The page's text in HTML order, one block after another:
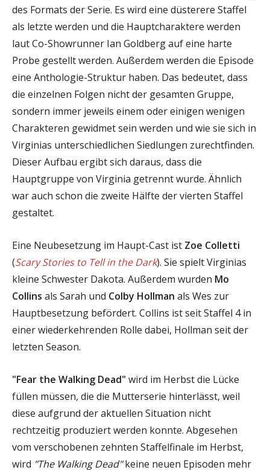
des Formats der Serie. Es wird eine düsterere Staffel
als letzte werden und die Hauptcharaktere werden
laut Co-Showrunner Ian Goldberg auf eine harte
Probe gestellt werden. Außerdem werden die Episode
eine Anthologie-Struktur haben. Das bedeutet, dass
die einzelnen Folgen nicht der gesamten Gruppe,
sondern immer jeweils einem oder einigen wenigen
Charakteren gewidmet sein werden und wie sie sich in
Virginias unterschiedlichen Siedlungen zurechtfinden.
Dieser Aufbau ergibt sich daraus, dass die
Hauptgruppe von Virginia getrennt wurde. Ähnlich
war auch schon die zweite Hälfte der vierten Staffel
gestaltet.
Eine Neubesetzung im Haupt-Cast ist Zoe Colletti
(Scary Stories to Tell in the Dark). Sie spielt Virginias
kleine Schwester Dakota. Außerdem wurden Mo
Collins als Sarah und Colby Hollman als Wes zur
Hauptbesetzung befördert. Collins ist seit Staffel 4 in
einer wiederkehrenden Rolle dabei, Hollman seit der
letzten Season.
"Fear the Walking Dead" wird im Herbst die Lücke
füllen müssen, die die Mutterserie hinterlässt, weil
diese aufgrund der aktuellen Situation nicht
rechtzeitig produziert werden konnte. Abgesehen
vom verschobenen zehnten Staffelfinale im Herbst,
wird "The Walking Dead"keine neuen Episoden mehr